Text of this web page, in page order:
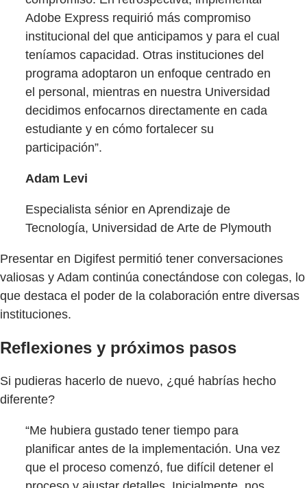
Adobe Express requirió más compromiso
institucional del que anticipamos y para el cual
teníamos capacidad. Otras instituciones del
programa adoptaron un enfoque centrado en
el personal, mientras en nuestra Universidad
decidimos enfocarnos directamente en cada
estudiante y en cómo fortalecer su
participación”.
Adam Levi
Especialista sénior en Aprendizaje de
Tecnología, Universidad de Arte de Plymouth
Presentar en Digifest permitió tener conversaciones
valiosas y Adam continúa conectándose con colegas, lo
que destaca el poder de la colaboración entre diversas
instituciones.
Reflexiones y próximos pasos
Si pudieras hacerlo de nuevo, ¿qué habrías hecho
diferente?
“Me hubiera gustado tener tiempo para
planificar antes de la implementación. Una vez
que el proceso comenzó, fue difícil detener el